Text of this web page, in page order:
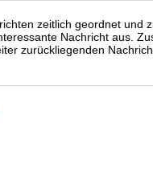
zeitlich geordnet
Nachricht aus.
zurückliegenden